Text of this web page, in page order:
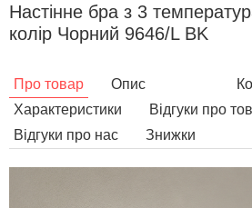
Настінне бра з 3
колір Чорний 9646/L BK
Про товар
Опис
Характеристики
Відгуки про
Відгуки про нас
Знижки